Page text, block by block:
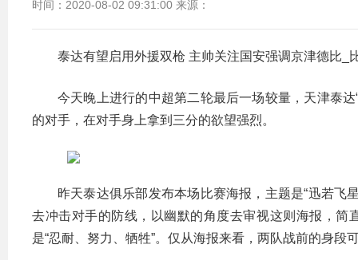
时间：2020-08-02 09:31:00 来源：
泰达有望启用外援双枪 主帅关注国安强调京津德比_
今天晚上进行的中超第二轮最后一场较量，天津泰
的对手，在对手身上拿到三分的欲望强烈。
昨天泰达俱乐部发布本场比赛海报，主题是“迅若飞
去冲击对手的防线，以幽默的角度去审视这则海报，简
是“忍耐、努力、牺牲”。仅从海报来看，两队战前的身段